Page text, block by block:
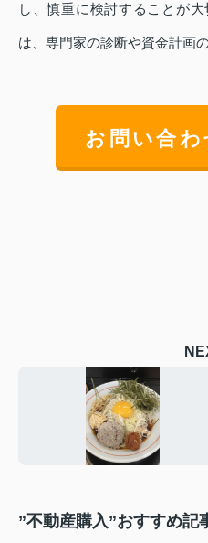
し、慎重に検討することが
は、専門家の診断や資金計画
お問い合
”不動産購入”おすすめ記